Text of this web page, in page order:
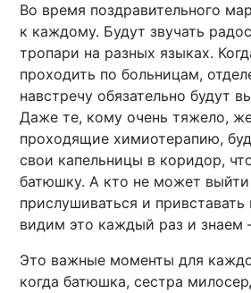
Во время поздравительного
к каждому. Будут звучать
тропари на разных языках.
проходить по больницам,
навстречу обязательно будут
Даже те, кому очень тяжело,
проходящие химиотерапию,
свои капельницы в коридор,
батюшку. А кто не может выйти
прислушиваться и
видим это каждый раз и знаем
Это важные моменты для
когда батюшка, сестра